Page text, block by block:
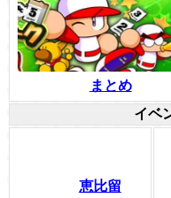
まとめ
イベ
恵比留